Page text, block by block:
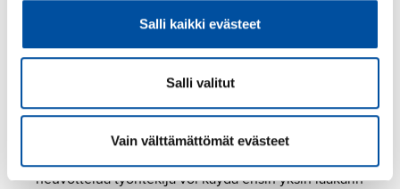
Salli kaikki evästeet
Salli valitut
Vain välttämättömät evästeet
riittäviä, järjestetään työterveysneuvottelut.
Neuvottelu on usein hyvä pitää myös silloin, kun
työntekijä palaa takaisin töihin pidemmältä
Neuvotteluun osallistuvat työterveyshuollon
neuvottelua työntekijä voi käydä ensin yksin lääkärin